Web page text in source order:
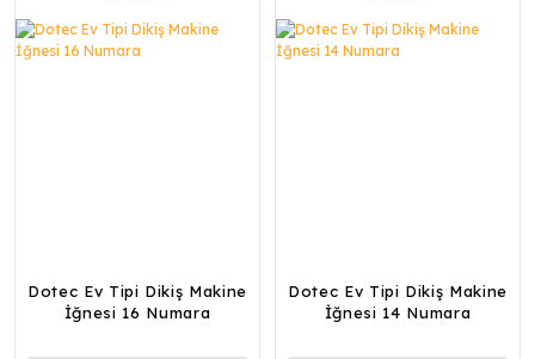
Dotec Ev Tipi Dikiş Makine
İğnesi 16 Numara
Dotec Ev Tipi Dikiş Makine
İğnesi 14 Numara